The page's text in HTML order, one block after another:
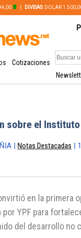
DIVISAS: DOLAR
Cotizaciones
sobre el
| Notas Destacadas |
en la primera
YPF para
del desarrollo no